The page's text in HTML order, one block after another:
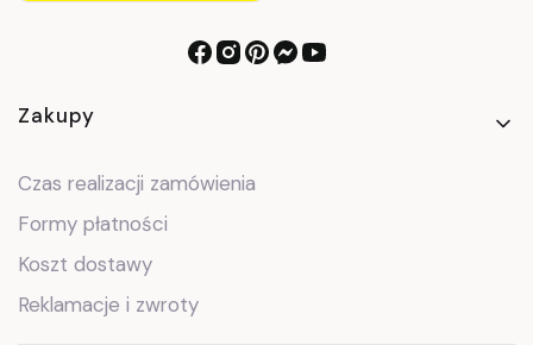
Linki w stopce
Zakupy
Czas realizacji zamówienia
Formy płatności
Koszt dostawy
Reklamacje i zwroty